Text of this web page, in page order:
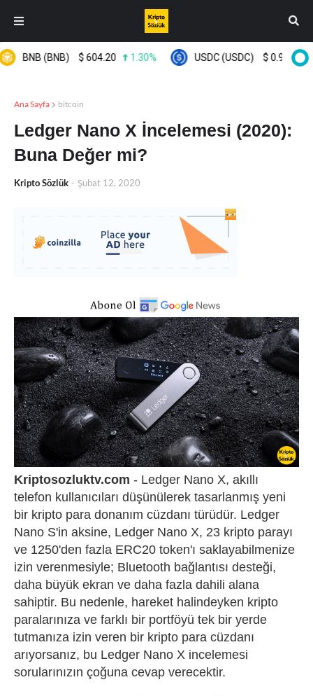
(BNB) $604.20 1.30% USDC (USDC) $0.999619
Ana Sayfa bitcoin
Ledger Nano X İncelemesi (2020):
Buna Değer mi?
Kripto Sözlük - Şubat 12, 2020
Kriptosozluktv.com - Ledger Nano X, akıllı
telefon kullanıcıları düşünülerek tasarlanmış yeni
bir kripto para donanım cüzdanı türüdür. Ledger
Nano S'in aksine, Ledger Nano X, 23 kripto parayı
ve 1250'den fazla ERC20 token'ı saklayabilmenize
izin verenmesiyle; Bluetooth bağlantısı desteği,
daha büyük ekran ve daha fazla dahili alana
sahiptir. Bu nedenle, hareket halindeyken kripto
paralarınıza ve farklı bir portföyü tek bir yerde
tutmanıza izin veren bir kripto para cüzdanı
arıyorsanız, bu Ledger Nano X incelemesi
sorularınızın çoğuna cevap verecektir.